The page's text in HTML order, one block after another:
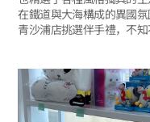
在鐵道與大海構成的異國
青沙浦店挑選伴手禮，不